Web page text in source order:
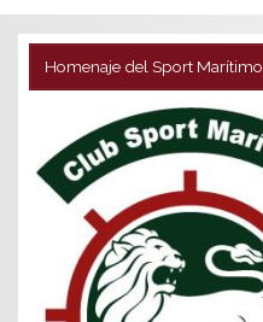
Homenaje del Sport Marítimo